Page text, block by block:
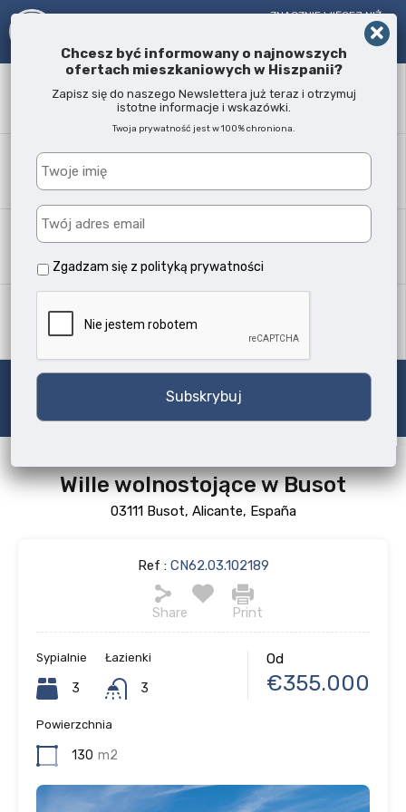
ZNACZNIE WIĘCEJ NIŻ
AGENT NIERUCHOMOŚCI!
Lokalizacja
Każda
Typ nieruchomości
Wszystkie typy
Każda
Szukaj
Wille wolnostojące w Busot
03111 Busot, Alicante, España
Ref :CN62.03.102189
Share Print
Od
€355.000
Sypialnie
3
Łazienki
3
Powierzchnia
130 m2
Chcesz być informowany o najnowszych
ofertach mieszkaniowych w Hiszpanii?
Zapisz się do naszego Newslettera już teraz i otrzymuj
istotne informacje i wskazówki.
Twoja prywatność jest w 100% chroniona.
Zgadzam się zpolityką prywatności